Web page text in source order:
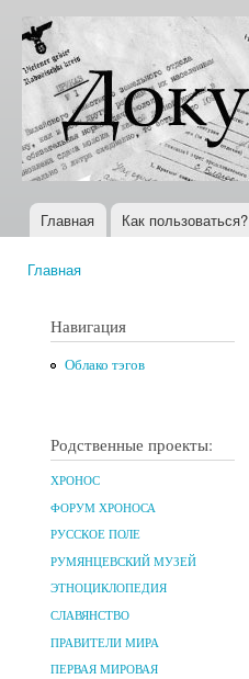
Документы
XX века
Всемирная
история в
Интернете
Главное меню
Главная Как пользоваться?
Главная
Навигация
Облако тэгов
Родственные проекты:
ХРОНОС
ФОРУМ ХРОНОСА
РУССКОЕ ПОЛЕ
РУМЯНЦЕВСКИЙ МУЗЕЙ
ЭТНОЦИКЛОПЕДИЯ
СЛАВЯНСТВО
ПРАВИТЕЛИ МИРА
ПЕРВАЯ МИРОВАЯ